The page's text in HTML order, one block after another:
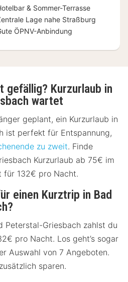
€
& Sommer-Terrasse
Lage nahe Straßburg
ÖPNV-Anbindung
gefällig? Kurzurlaub in
wartet
geplant, ein Kurzurlaub in
ist perfekt für Entspannung,
zu zweit. Finde
Kurzurlaub ab 75€ im
für 132€ pro Nacht.
einen Kurztrip in Bad
Peterstal-Griesbach zahlst du
pro Nacht. Los geht’s sogar
Auswahl von 7 Angeboten.
sparen.